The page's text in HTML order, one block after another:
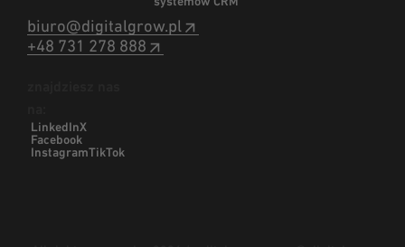
biuro@digitalgrow.pl
+48 731 278 888
LinkedInX
Facebook
InstagramTikTok